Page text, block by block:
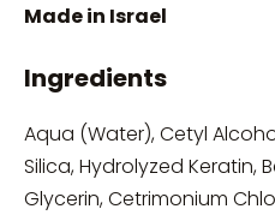
Made in Israel
Ingredients
Aqua (Water), Cetyl
Silica, Hydrolyzed Keratin,
Glycerin, Cetrimonium